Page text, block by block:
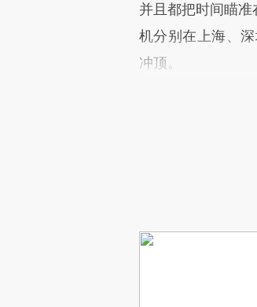
并且都把时间瞄准
机分别在上海、
冲顶。